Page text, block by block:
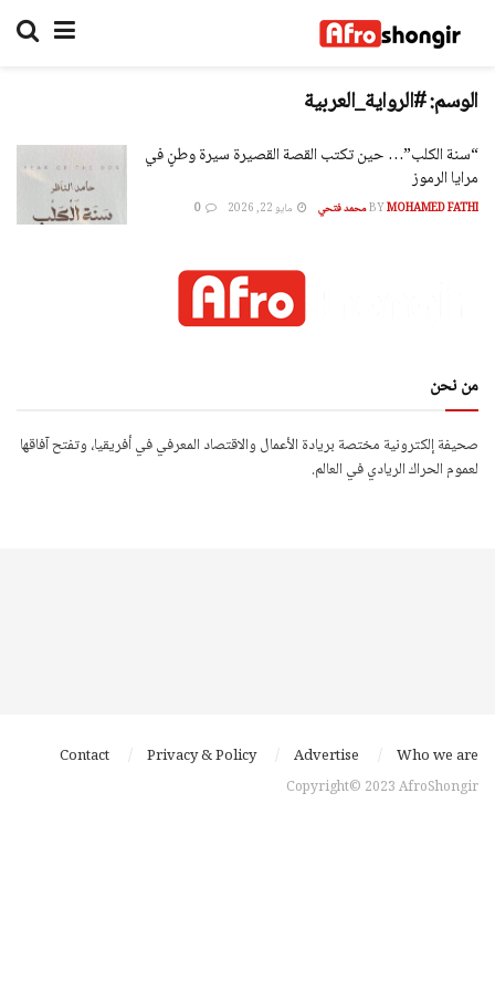
الوسم:#الرواية_العربية
“سنة الكلب”… حين تكتب القصة القصيرة سيرة وطنٍ في
مرايا الرموز
BYMOHAMED FATHI محمد فتحي مايو 22, 2026
من نحن
صحيفة إلكترونية مختصة بريادة الأعمال والاقتصاد المعرفي في أفريقيا، وتفتح آفاقها
لعموم الحراك الريادي في العالم.
Who we are
Advertise
Privacy & Policy
Contact
Copyright© 2023 AfroShongir